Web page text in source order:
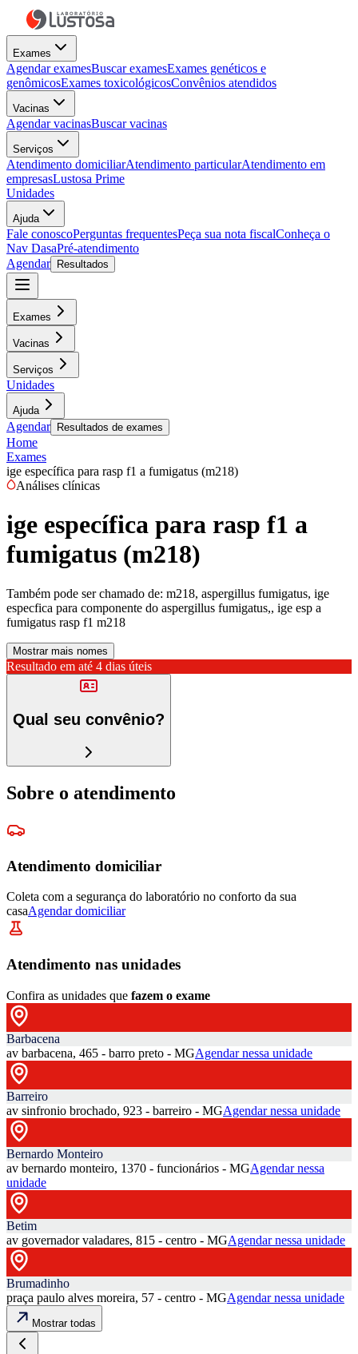
Exames
Agendar examesBuscar examesExames genéticos e
genômicosExames toxicológicosConvênios atendidos
Vacinas
Agendar vacinasBuscar vacinas
Serviços
Atendimento domiciliarAtendimento particularAtendimento em
empresasLustosa Prime
Unidades
Ajuda
Fale conoscoPerguntas frequentesPeça sua nota fiscalConheça o
Nav DasaPré-atendimento
Agendar
Resultados
Exames
Vacinas
Serviços
Unidades
Ajuda
Agendar Resultados de exames
Home
Exames
ige específica para rasp f1 a fumigatus (m218)
Análises clínicas
ige específica para rasp f1 a
fumigatus (m218)
Também pode ser chamado de: m218, aspergillus fumigatus, ige
especfica para componente do aspergillus fumigatus,, ige esp a
fumigatus rasp f1 m218
Mostrar mais nomes
Resultado em até 4 dias úteis
Qual seu convênio?
Sobre o atendimento
Atendimento domiciliar
Coleta com a segurança do laboratório no conforto da sua
casaAgendar domiciliar
Atendimento nas unidades
Confira as unidades que fazem o exame
Barbacena
av barbacena, 465 - barro preto - MGAgendar nessa unidade
Barreiro
av sinfronio brochado, 923 - barreiro - MGAgendar nessa unidade
Bernardo Monteiro
av bernardo monteiro, 1370 - funcionários - MGAgendar nessa
unidade
Betim
av governador valadares, 815 - centro - MGAgendar nessa unidade
Brumadinho
praça paulo alves moreira, 57 - centro - MGAgendar nessa unidade
Mostrar todas